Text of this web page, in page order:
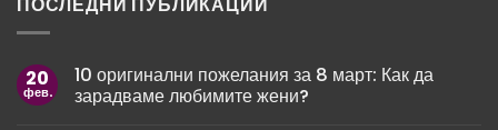
20
фев.
10 оригинални пожелания за 8 март: Как да
зарадваме любимите жени?